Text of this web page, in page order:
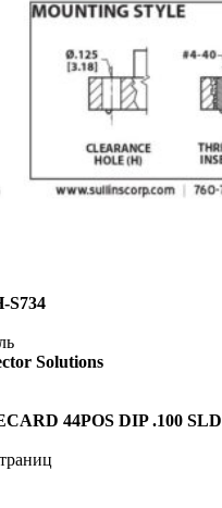
S734
Solutions
44POS DIP .100 SLD